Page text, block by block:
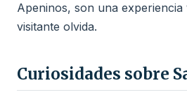
Apeninos, son una
visitante olvida.
Curiosidades sobre